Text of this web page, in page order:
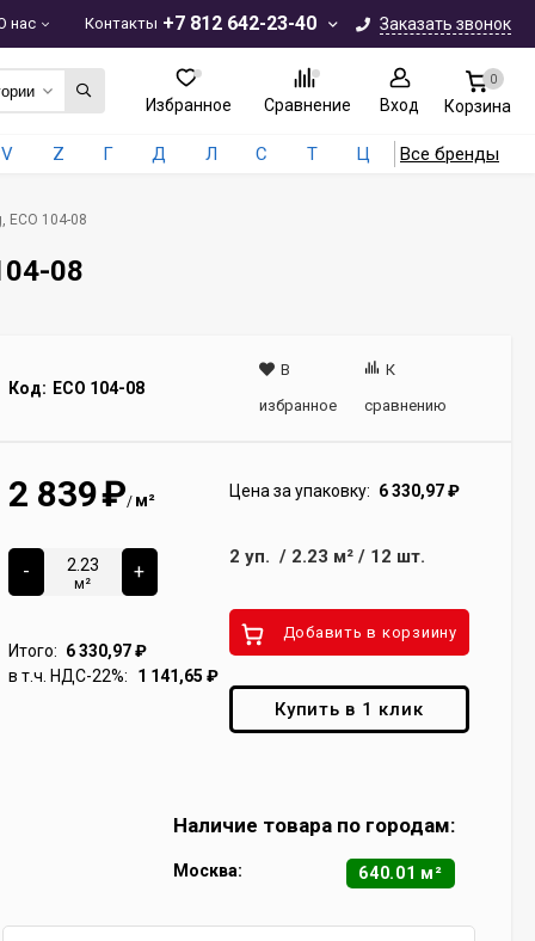
+7 812 642-23-40 Заказать звонок
нас Контакты
Избранное Сравнение Вход
0
Корзина
V Z Г Д Л С Т Ц Все бренды
ECO 104-08
08
Код: ECO 104-08
В
избранное
К
сравнению
2 839₽/ м²
-
м²
+
Итого: 6 330,97₽
в т.ч. НДС-22%:
1 141,65 ₽
Цена за упаковку: 6 330,97₽
2 уп. / 2.23 м²/ 12 шт.
Добавить в корзиину
Купить в 1 клик
Наличие товара по городам:
Москва: 640.01 м²